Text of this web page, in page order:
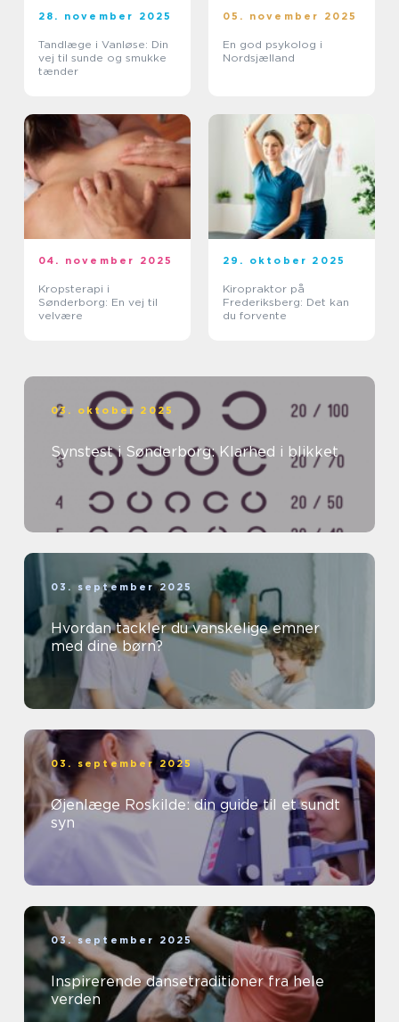
28. november 2025
Tandlæge i Vanløse: Din
vej til sunde og smukke
tænder
05. november 2025
En god psykolog i
Nordsjælland
04. november 2025
Kropsterapi i
Sønderborg: En vej til
velvære
29. oktober 2025
Kiropraktor på
Frederiksberg: Det kan
du forvente
03. oktober 2025
Synstest i Sønderborg: Klarhed i blikket
03. september 2025
Hvordan tackler du vanskelige emner
med dine børn?
03. september 2025
Øjenlæge Roskilde: din guide til et sundt
syn
03. september 2025
Inspirerende dansetraditioner fra hele
verden